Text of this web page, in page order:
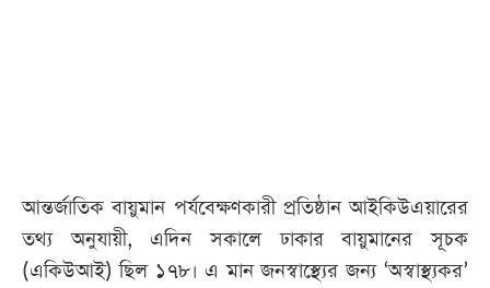
আন্তর্জাতিক বায়ুমান পর্যবেক্ষণকারী প্রতিষ্ঠান আইকিউএয়ারের
তথ্য অনুযায়ী, এদিন সকালে ঢাকার বায়ুমানের সূচক
(একিউআই) ছিল ১৭৮। এ মান জনস্বাস্থ্যের জন্য ‘অস্বাস্থ্যকর’